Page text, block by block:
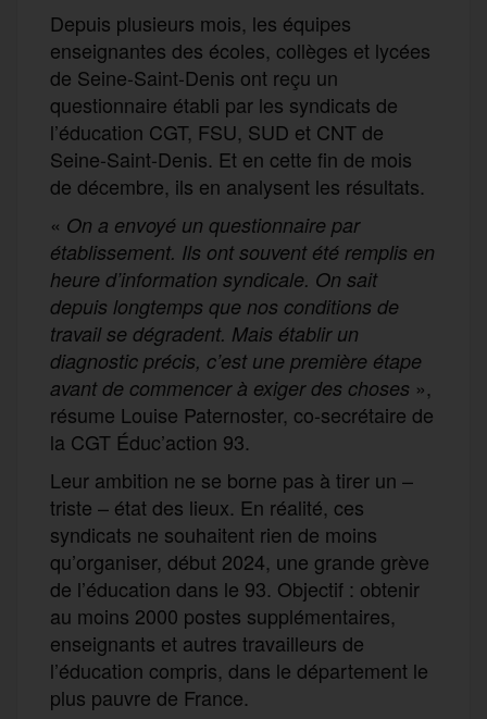
Depuis plusieurs mois, les équipes
enseignantes des écoles, collèges et lycées
de Seine-Saint-Denis ont reçu un
questionnaire établi par les syndicats de
l’éducation CGT, FSU, SUD et CNT de
Seine-Saint-Denis. Et en cette fin de mois
de décembre, ils en analysent les résultats.
« On a envoyé un questionnaire par
établissement. Ils ont souvent été remplis en
heure d’information syndicale. On sait
depuis longtemps que nos conditions de
travail se dégradent. Mais établir un
diagnostic précis, c’est une première étape
avant de commencer à exiger des choses »,
résume Louise Paternoster, co-secrétaire de
la CGT Éduc’action 93.
Leur ambition ne se borne pas à tirer un –
triste – état des lieux. En réalité, ces
syndicats ne souhaitent rien de moins
qu’organiser, début 2024, une grande grève
de l’éducation dans le 93. Objectif : obtenir
au moins 2000 postes supplémentaires,
enseignants et autres travailleurs de
l’éducation compris, dans le département le
plus pauvre de France.